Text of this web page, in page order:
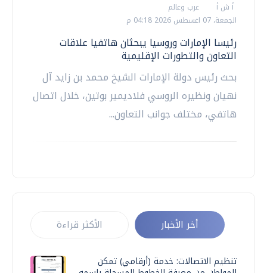
أ ش أ
عرب وعالم
الجمعة، 07 اغسطس 2026 04:18 م
رئيسا الإمارات وروسيا يبحثان هاتفيا علاقات
التعاون والتطورات الإقليمية
بحث رئيس دولة الإمارات الشيخ محمد بن زايد آل
نهيان ونظيره الروسي فلاديمير بوتين، خلال اتصال
هاتفي، مختلف جوانب التعاون...
أخر الأخبار الأكثر قراءة
تنظيم الاتصالات: خدمة (أرقامي) تمكن